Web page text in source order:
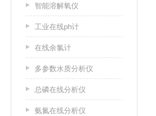
智能溶解氧仪
工业在线ph计
在线余氯计
多参数水质分析仪
总磷在线分析仪
氨氮在线分析仪